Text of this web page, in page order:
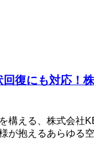
復にも対応！
構える、株式会社
が抱えるあらゆる